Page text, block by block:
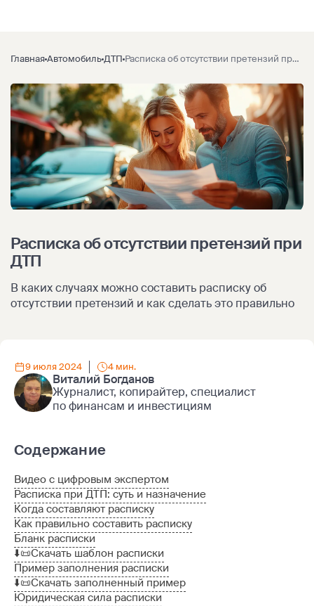
ГлавнаяАвтомобильДТП Расписка об отсутствии претензий при ДТП
Расписка об отсутствии претензий при
ДТП
В каких случаях можно составить расписку об
отсутствии претензий и как сделать это правильно
Виталий Богданов
Журналист, копирайтер, специалист
по финансам и инвестициям
9 июля 2024 4 мин.
Содержание
Видео с цифровым экспертом
Расписка при ДТП: суть и назначение
Когда составляют расписку
Как правильно составить расписку
Бланк расписки
⬇️📜Скачать шаблон расписки
Пример заполнения расписки
⬇️📜Скачать заполненный пример
Юридическая сила расписки